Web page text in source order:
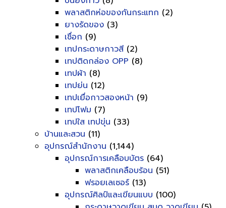
พลาสติกห่อของกันกระแทก (2)
ยางรัดของ (3)
เชื่อก (9)
เทปกระดาษกาวสี (2)
เทปติดกล่อง OPP (8)
เทปผ้า (8)
เทปย่น (12)
เทปเยื่อกาวสองหน้า (9)
เทปโฟม (7)
เทปใส เทปขุ่น (33)
บ้านและสวน (11)
อุปกรณ์สำนักงาน (1,144)
อุปกรณ์การเคลือบบัตร (64)
พลาสติกเคลือบร้อน (51)
ฟรอยเลเซอร์ (13)
อุปกรณ์ศิลป์และเขียนแบบ (100)